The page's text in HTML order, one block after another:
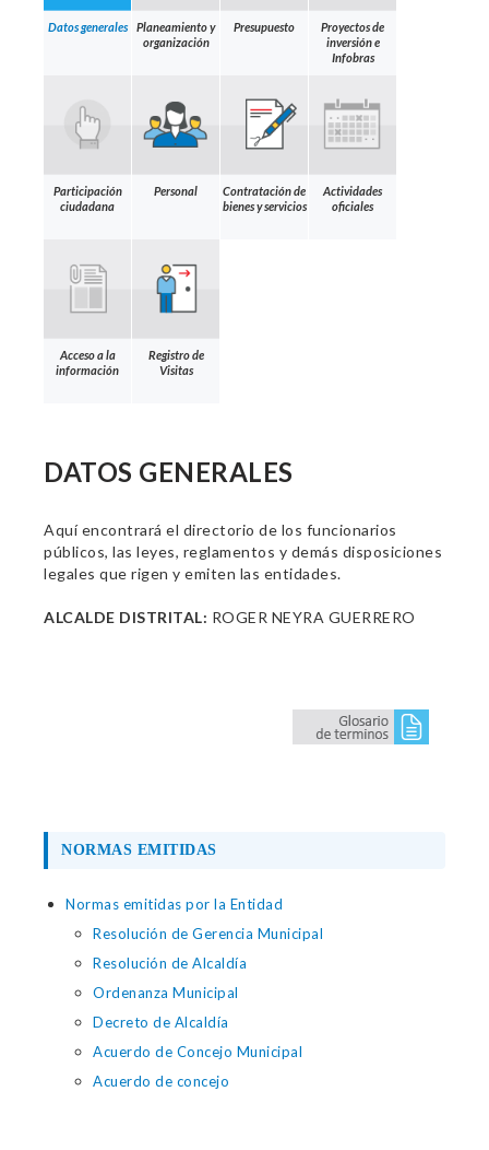
Datos generales
Planeamiento y
organización
Presupuesto
Proyectos de
inversión e
Infobras
Participación
ciudadana
Personal
Contratación de
bienes y servicios
Actividades
oficiales
Acceso a la
información
Registro de
Visitas
DATOS GENERALES
Aquí encontrará el directorio de los funcionarios
públicos, las leyes, reglamentos y demás disposiciones
legales que rigen y emiten las entidades.
ALCALDE DISTRITAL: ROGER NEYRA GUERRERO
NORMAS EMITIDAS
Normas emitidas por la Entidad
Resolución de Gerencia Municipal
Resolución de Alcaldía
Ordenanza Municipal
Decreto de Alcaldía
Acuerdo de Concejo Municipal
Acuerdo de concejo